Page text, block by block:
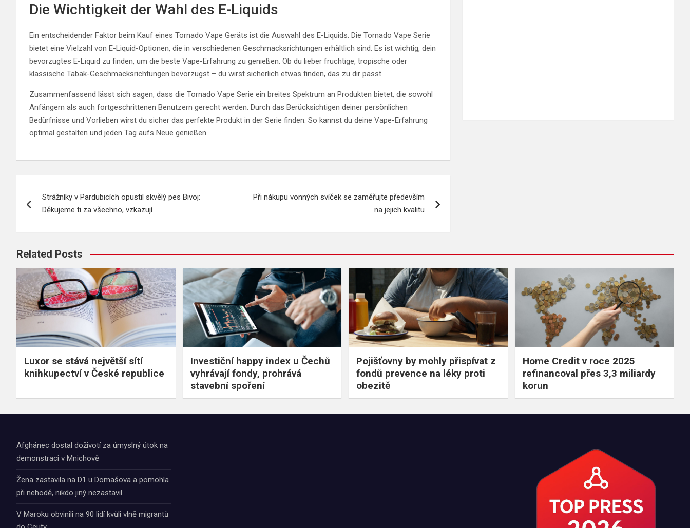
Die Wichtigkeit der Wahl des E-Liquids
Ein entscheidender Faktor beim Kauf eines Tornado Vape Geräts ist die Auswahl des E-Liquids. Die Tornado Vape Serie
bietet eine Vielzahl von E-Liquid-Optionen, die in verschiedenen Geschmacksrichtungen erhältlich sind. Es ist wichtig, dein
bevorzugtes E-Liquid zu finden, um die beste Vape-Erfahrung zu genießen. Ob du lieber fruchtige, tropische oder
klassische Tabak-Geschmacksrichtungen bevorzugst – du wirst sicherlich etwas finden, das zu dir passt.
Zusammenfassend lässt sich sagen, dass die Tornado Vape Serie ein breites Spektrum an Produkten bietet, die sowohl
Anfängern als auch fortgeschrittenen Benutzern gerecht werden. Durch das Berücksichtigen deiner persönlichen
Bedürfnisse und Vorlieben wirst du sicher das perfekte Produkt in der Serie finden. So kannst du deine Vape-Erfahrung
optimal gestalten und jeden Tag aufs Neue genießen.
pro
příspěvek
Strážníky v Pardubicích opustil skvělý pes Bivoj:
Děkujeme ti za všechno, vzkazují
Při nákupu vonných svíček se zaměřujte především
na jejich kvalitu
Related Posts
Luxor se stává největší sítí
knihkupectví v České republice
Investiční happy index u Čechů
vyhrávají fondy, prohrává
stavební spoření
Pojišťovny by mohly přispívat z
fondů prevence na léky proti
obezitě
Home Credit v roce 2025
refinancoval přes 3,3 miliardy
korun
Afghánec dostal doživotí za úmyslný útok na
demonstraci v Mnichově
Žena zastavila na D1 u Domašova a pomohla
při nehodě, nikdo jiný nezastavil
V Maroku obvinili na 90 lidí kvůli vlně migrantů